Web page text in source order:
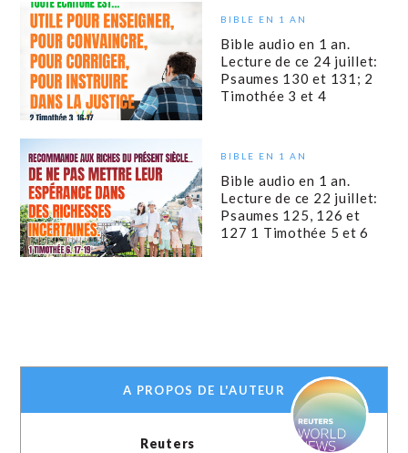
BIBLE EN 1 AN
Bible audio en 1 an.
Lecture de ce 24 juillet:
Psaumes 130 et 131; 2
Timothée 3 et 4
BIBLE EN 1 AN
Bible audio en 1 an.
Lecture de ce 22 juillet:
Psaumes 125, 126 et
127 1 Timothée 5 et 6
A PROPOS DE L'AUTEUR
Reuters